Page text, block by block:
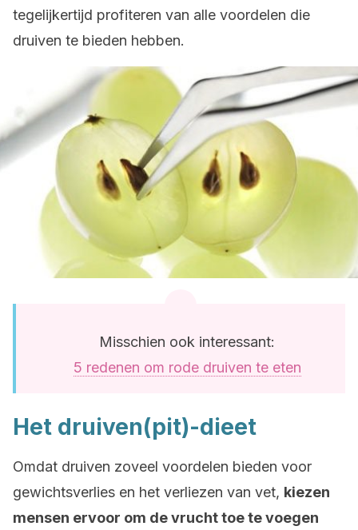
tegelijkertijd profiteren van alle voordelen die
druiven te bieden hebben.
Misschien ook interessant:
5 redenen om rode druiven te eten
Het druiven(pit)-dieet
Omdat druiven zoveel voordelen bieden voor
gewichtsverlies en het verliezen van vet, kiezen
mensen ervoor om de vrucht toe te voegen